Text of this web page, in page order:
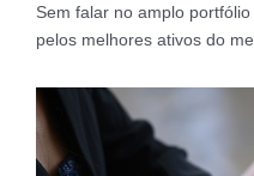
Sem falar no amplo
pelos melhores ativos do